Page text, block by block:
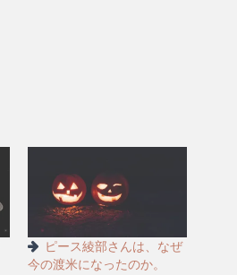
ピース綾部さんは、なぜ
今の渡米になったのか。